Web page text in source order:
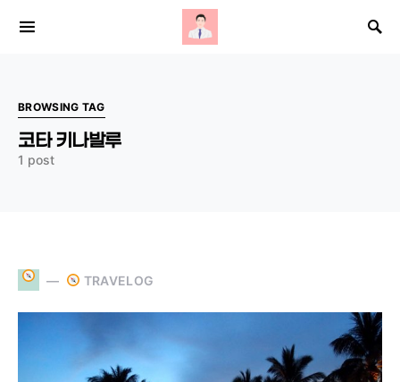
Search for:
BROWSING TAG
코타 키나발루
1 post
TRAVELOG